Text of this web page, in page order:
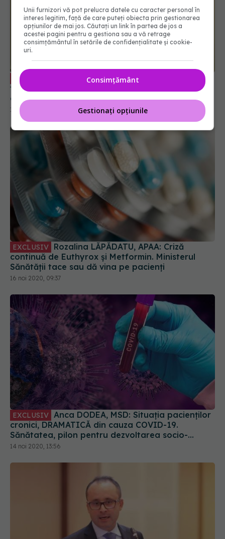
EXCLUSIV Adela Cojan: Prima lecție pe care
trebuie să o învățăm din această pandemie este
cea a transparenței și onestității
13 noi 2020, 12:36
EXCLUSIV
continuă de Euthyrox și Metformin. Ministerul
Sănătății tace sau dă vina pe pacienți
16 noi 2020, 09:37
EXCLUSIV Anca DODEA, MSD: Situația pacienților
cronici, DRAMATICĂ din cauza COVID-19.
Sănătatea, pilon pentru dezvoltarea socio-
economică
14 noi 2020, 13:56
Unii furnizori vă pot prelucra datele cu caracter personal în
interes legitim, față de care puteți obiecta prin gestionarea
opțiunilor de mai jos. Căutați un link în partea de jos a
acestei pagini pentru a gestiona sau a vă retrage
consimțământul în setările de confidențialitate și cookie-
uri.
Consimțământ
Gestionați opțiunile